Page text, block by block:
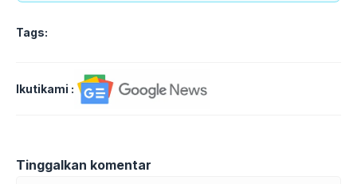
Tags:
Ikutikami :
Tinggalkan komentar